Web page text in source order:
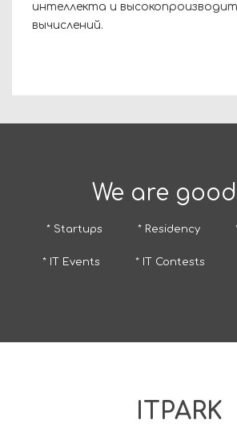
интеллекта и
вычислений.
We are
* Startups * Residency
* IT Events * IT Contests
ITPARK